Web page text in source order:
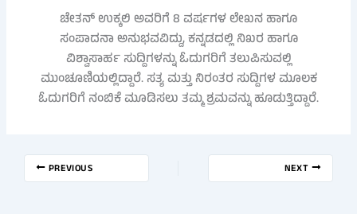
ಚೇತನ್ ಉಕ್ಕಲಿ ಅವರಿಗೆ 8 ವರ್ಷಗಳ ಲೇಖನ ಹಾಗೂ
ಸಂಪಾದನಾ ಅನುಭವವಿದ್ದು, ಕನ್ನಡದಲ್ಲಿ ನಿಖರ ಹಾಗೂ
ವಿಶ್ವಾಸಾರ್ಹ ಸುದ್ದಿಗಳನ್ನು ಓದುಗರಿಗೆ ತಲುಪಿಸುವಲ್ಲಿ
ಮುಂಚೂಣಿಯಲ್ಲಿದ್ದಾರೆ. ಸತ್ಯ ಮತ್ತು ನಿರಂತರ ಸುದ್ದಿಗಳ ಮೂಲಕ
ಓದುಗರಿಗೆ ನಂಬಿಕೆ ಮೂಡಿಸಲು ತಮ್ಮ ಶ್ರಮವನ್ನು ಹೂಡುತ್ತಿದ್ದಾರೆ.
PREVIOUS NEXT